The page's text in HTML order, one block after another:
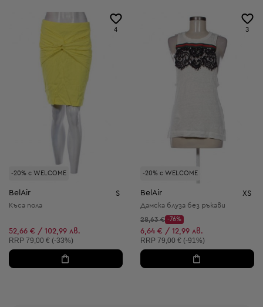
-20% с WELCOME
4
BelAir S
Къса пола
52,66 € / 102,99 лв.
Препоръчителна цена:
RRP 79,00 € (-33%)
-20% с WELCOME
3
BelAir XS
Дамска блуза без ръкави
Начална цена:
28,63 €
Discount Price:
-76%
Намалена цена:
6,64 € / 12,99 лв.
Препоръчителна цена:
RRP 79,00 € (-91%)